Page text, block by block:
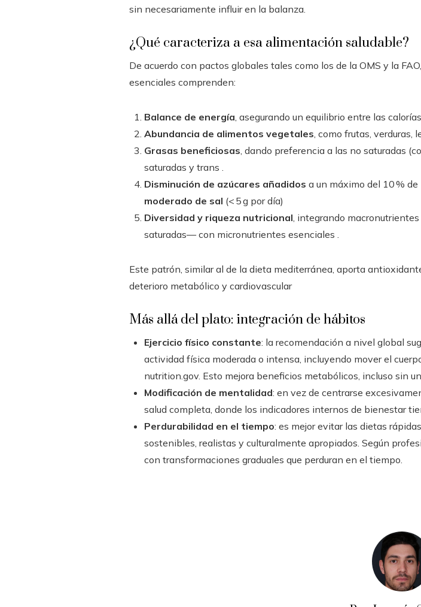
sin necesariamente influir en la balanza.
¿Qué caracteriza a esa alimentación saludable?
De acuerdo con pactos globales tales como los de la OMS y la
esenciales comprenden:
Balance de energía, asegurando un equilibrio entre las
Abundancia de alimentos vegetales, como frutas, verduras,
Grasas beneficiosas, dando preferencia a las no saturadas
saturadas y trans .
Disminución de azúcares añadidos a un máximo del 10 %
moderado de sal (< 5 g por día)
Diversidad y riqueza nutricional, integrando
saturadas— con micronutrientes esenciales .
Este patrón, similar al de la dieta mediterránea, aporta
deterioro metabólico y cardiovascular
Más allá del plato: integración de hábitos
Ejercicio físico constante: la recomendación a nivel global
actividad física moderada o intensa, incluyendo mover el
nutrition.gov. Esto mejora beneficios metabólicos, incluso sin
Modificación de mentalidad: en vez de centrarse
salud completa, donde los indicadores internos de bienestar
Perdurabilidad en el tiempo: es mejor evitar las dietas
sostenibles, realistas y culturalmente apropiados. Según
con transformaciones graduales que perduran en el tiempo.